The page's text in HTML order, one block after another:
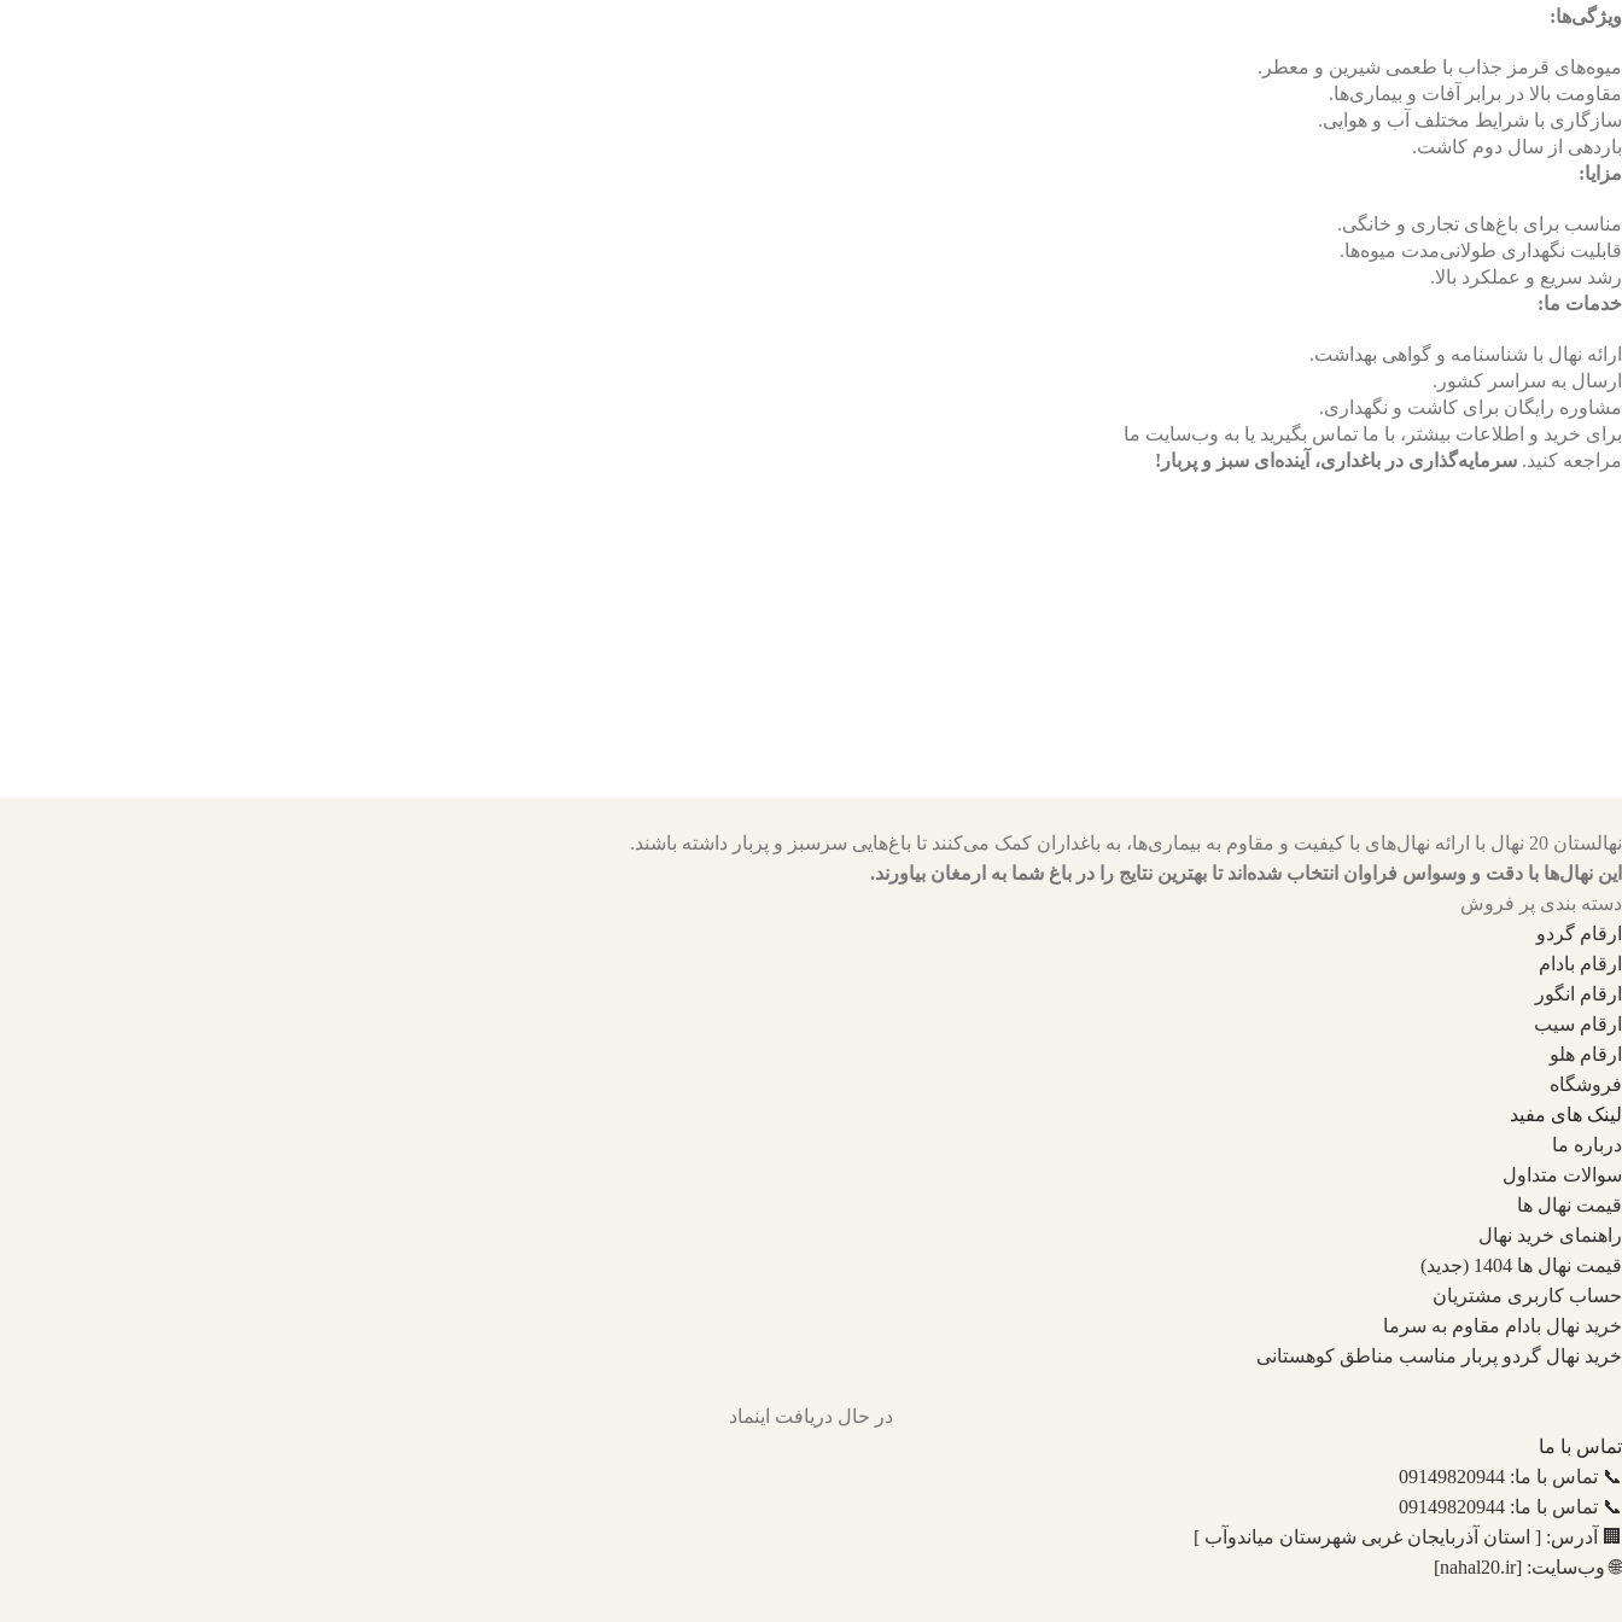
ویژگی‌ها:
میوه‌های قرمز جذاب با طعمی شیرین و معطر.
مقاومت بالا در برابر آفات و بیماری‌ها.
سازگاری با شرایط مختلف آب و هوایی.
باردهی از سال دوم کاشت.
مزایا:
مناسب برای باغ‌های تجاری و خانگی.
قابلیت نگهداری طولانی‌مدت میوه‌ها.
رشد سریع و عملکرد بالا.
خدمات ما:
ارائه نهال با شناسنامه و گواهی بهداشت.
ارسال به سراسر کشور.
مشاوره رایگان برای کاشت و نگهداری.
برای خرید و اطلاعات بیشتر، با ما تماس بگیرید یا به وب‌سایت ما
مراجعه کنید. سرمایه‌گذاری در باغداری، آینده‌ای سبز و پربار!
نهالستان 20 نهال با ارائه نهال‌های با کیفیت و مقاوم به بیماری‌ها، به باغداران کمک می‌کنند تا باغ‌هایی سرسبز و پربار داشته باشند.
این نهال‌ها با دقت و وسواس فراوان انتخاب شده‌اند تا بهترین نتایج را در باغ شما به ارمغان بیاورند.
دسته بندی پر فروش
ارقام گردو
ارقام بادام
ارقام انگور
ارقام سیب
ارقام هلو
فروشگاه
لینک های مفید
درباره ما
سوالات متداول
قیمت نهال ها
راهنمای خرید نهال
قیمت نهال ها 1404 (جدید)
حساب کاربری مشتریان
خرید نهال بادام مقاوم به سرما
خرید نهال گردو پربار مناسب مناطق کوهستانی
در حال دریافت اینماد
تماس با ما
📞 تماس با ما: 09149820944
📞 تماس با ما: 09149820944
🏢 آدرس: [ استان آذربایجان غربی شهرستان میاندوآب ]
🌐 وب‌سایت: [nahal20.ir]